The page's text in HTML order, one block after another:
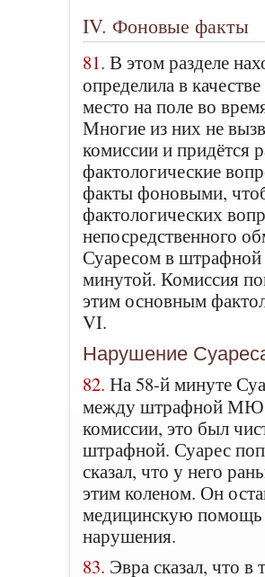
IV. Фоновые факты
81. В этом разделе
определила в
место на поле во
Многие из них не
комиссии и придётся
фактологические
факты фоновыми,
фактологических
непосредственного
Суаресом в
минутой. Комиссия
этим основным
VI.
Нарушение
82. На 58-й минуте
между штрафной МЮ
комиссии, это был
штрафной. Суарес
сказал, что у него
этим коленом. Он
медицинскую помощь
нарушения.
83. Эвра сказал, что в